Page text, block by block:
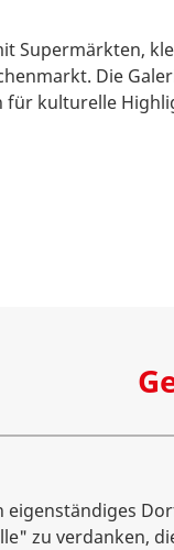
Supermärkten,
Die
für kulturelle
zu verdanken,